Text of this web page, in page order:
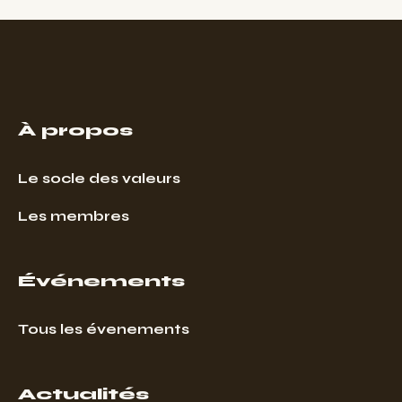
À propos
Le socle des valeurs
Les membres
Événements
Tous les évenements
Actualités